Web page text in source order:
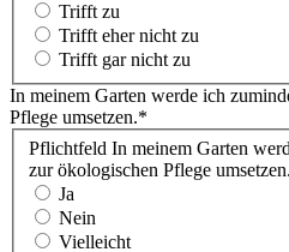
Trifft zu
Trifft eher nicht zu
Trifft gar nicht zu
In meinem Garten werde ich
Pflege umsetzen.*
Pflichtfeld In meinem Garten
zur ökologischen Pflege umsetzen.
Ja
Nein
Vielleicht